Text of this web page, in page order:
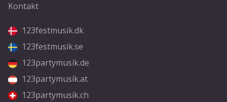
Kontakt
123festmusik.dk
123festmusik.se
123partymusik.de
123partymusik.at
123partymusik.ch